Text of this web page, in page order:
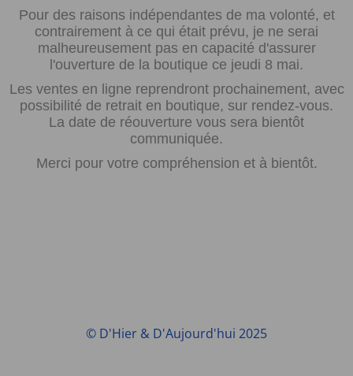
Pour des raisons indépendantes de ma volonté, et
contrairement à ce qui était prévu, je ne serai
malheureusement pas en capacité d'assurer
l'ouverture de la boutique ce jeudi 8 mai.
Les ventes en ligne reprendront prochainement, avec
possibilité de retrait en boutique, sur rendez-vous.
La date de réouverture vous sera bientôt
communiquée.
Merci pour votre compréhension et à bientôt.
© D'Hier & D'Aujourd'hui 2025